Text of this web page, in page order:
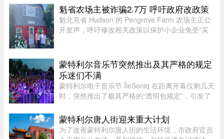
下，卓伟爆料之前明确表示，故事就是故事，他手
头也没有真凭实据，建议大 ...
魁省农场主被诈骗2.7万 呼吁政府改政策
魁北克省 Hudson 的 Pengrove Farm 农场主正公
开发声，呼吁修改相关政策以保护小企业免受“买
Cosgrove 和 Matt Penney 夫 ...
蒙特利尔音乐节突然推出及其严格的规定
乐迷们不满
蒙特利尔电子音乐节 ÎleSoniq 在距离开幕仅剩几天
时，突然推出了极其严格的“透明包规定”，引发了
门用的腰包，结果在 ÎleSoniq 开幕前几天还得折腾
着重新买一个，太 ...
蒙特利尔唐人街迎来重大计划
为了改善蒙特利尔唐人街的生活环境，市政府官员